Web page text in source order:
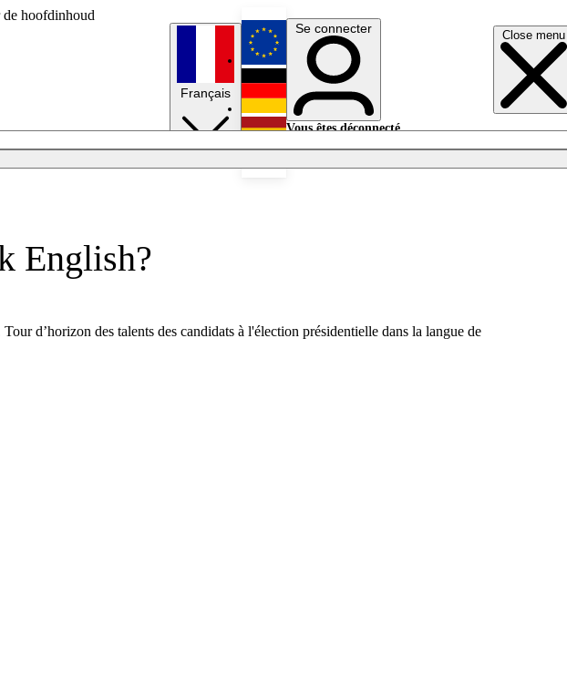
de hoofdinhoud
Close menu
Français
English
Deutsch
Se connecter
Vous êtes déconnecté.
English?
d’horizon des talents des candidats à l'élection présidentielle dans la langue de